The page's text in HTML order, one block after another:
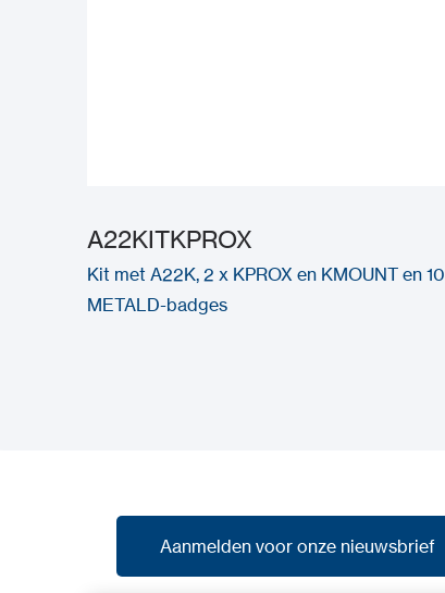
A22KITKPROX
Kit met A22K, 2 x KPROX en KMOUNT en 10
METALD-badges
Aanmelden voor onze nieuwsbrief